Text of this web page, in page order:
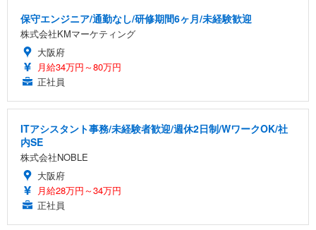
保守エンジニア/通勤なし/研修期間6ヶ月/未経験歓迎
株式会社KMマーケティング
大阪府
月給34万円～80万円
正社員
ITアシスタント事務/未経験者歓迎/週休2日制/WワークOK/社
内SE
株式会社NOBLE
大阪府
月給28万円～34万円
正社員